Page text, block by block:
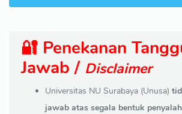
🔐 Penekanan
Jawab / Disclaimer
Universitas NU Surabaya (Unusa)
jawab atas segala bentuk